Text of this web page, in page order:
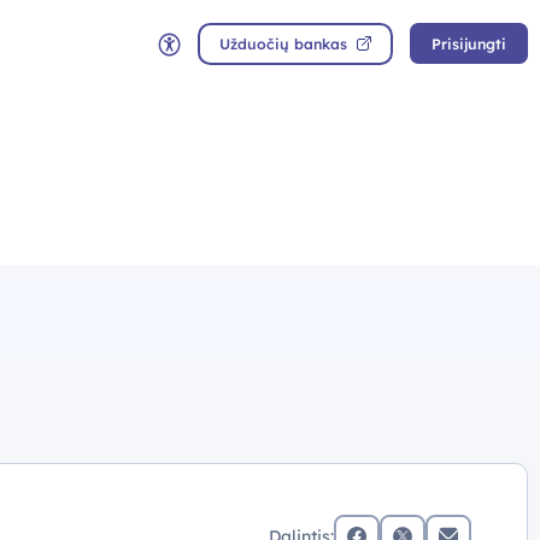
Neįgaliųjų rėžimas
Užduočių bankas Prisijungti